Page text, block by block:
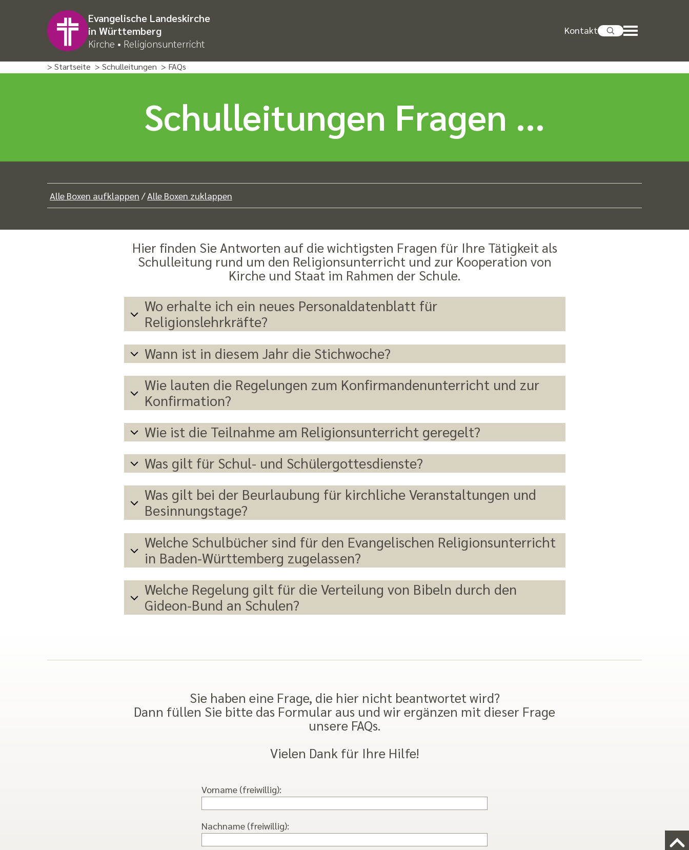
Evangelische Landeskirche
in Württemberg
Kirche • Religionsunterricht
Kontakt
> Startseite > Schulleitungen > FAQs
Schulleitungen Fragen ...
Alle Boxen aufklappen /Alle Boxen zuklappen
Hier finden Sie Antworten auf die wichtigsten Fragen für Ihre Tätigkeit als
Schulleitung rund um den Religionsunterricht und zur Kooperation von
Kirche und Staat im Rahmen der Schule.
Wo erhalte ich ein neues Personaldatenblatt für
Religionslehrkräfte?
Wann ist in diesem Jahr die Stichwoche?
Wie lauten die Regelungen zum Konfirmandenunterricht und zur
Konfirmation?
Wie ist die Teilnahme am Religionsunterricht geregelt?
Was gilt für Schul- und Schülergottesdienste?
Was gilt bei der Beurlaubung für kirchliche Veranstaltungen und
Besinnungstage?
Welche Schulbücher sind für den Evangelischen Religionsunterricht
in Baden-Württemberg zugelassen?
Welche Regelung gilt für die Verteilung von Bibeln durch den
Gideon-Bund an Schulen?
Sie haben eine Frage, die hier nicht beantwortet wird?
Dann füllen Sie bitte das Formular aus und wir ergänzen mit dieser Frage
unsere FAQs.
Vielen Dank für Ihre Hilfe!
Vorname (freiwillig):
Nachname (freiwillig):